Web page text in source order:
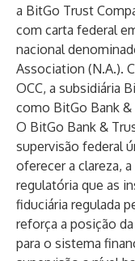
a BitGo Trust
com carta federal
nacional
Association (N.A.).
OCC, a subsidiária
como BitGo Bank
O BitGo Bank &
supervisão federal
oferecer a clareza,
regulatória que as
fiduciária regulada
reforça a posição
para o sistema